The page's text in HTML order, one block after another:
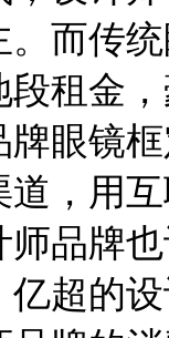
而传
租金
牌眼镜
，用
品牌
超的